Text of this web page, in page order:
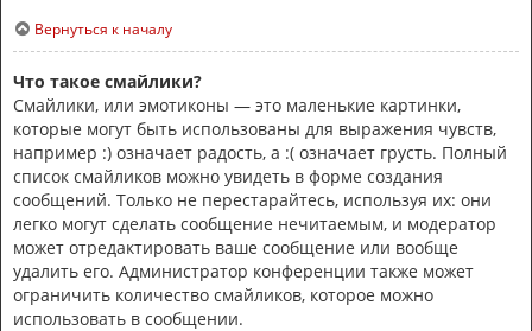
Вернуться к началу
Что такое смайлики?
Смайлики, или эмотиконы — это маленькие картинки,
которые могут быть использованы для выражения чувств,
например :) означает радость, а :( означает грусть. Полный
список смайликов можно увидеть в форме создания
сообщений. Только не перестарайтесь, используя их: они
легко могут сделать сообщение нечитаемым, и модератор
может отредактировать ваше сообщение или вообще
удалить его. Администратор конференции также может
ограничить количество смайликов, которое можно
использовать в сообщении.